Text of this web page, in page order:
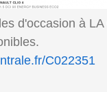
d'occasion à
C022351